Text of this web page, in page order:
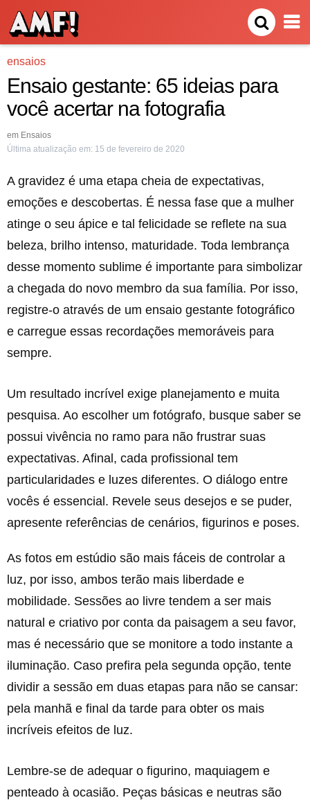
ensaios
Ensaio gestante: 65 ideias para
você acertar na fotografia
em Ensaios
Última atualização em: 15 de fevereiro de 2020
A gravidez é uma etapa cheia de expectativas,
emoções e descobertas. É nessa fase que a mulher
atinge o seu ápice e tal felicidade se reflete na sua
beleza, brilho intenso, maturidade. Toda lembrança
desse momento sublime é importante para simbolizar
a chegada do novo membro da sua família. Por isso,
registre-o através de um ensaio gestante fotográfico
e carregue essas recordações memoráveis para
sempre.
Um resultado incrível exige planejamento e muita
pesquisa. Ao escolher um fotógrafo, busque saber se
possui vivência no ramo para não frustrar suas
expectativas. Afinal, cada profissional tem
particularidades e luzes diferentes. O diálogo entre
vocês é essencial. Revele seus desejos e se puder,
apresente referências de cenários, figurinos e poses.
As fotos em estúdio são mais fáceis de controlar a
luz, por isso, ambos terão mais liberdade e
mobilidade. Sessões ao livre tendem a ser mais
natural e criativo por conta da paisagem a seu favor,
mas é necessário que se monitore a todo instante a
iluminação. Caso prefira pela segunda opção, tente
dividir a sessão em duas etapas para não se cansar:
pela manhã e final da tarde para obter os mais
incríveis efeitos de luz.
Lembre-se de adequar o figurino, maquiagem e
penteado à ocasião. Peças básicas e neutras são